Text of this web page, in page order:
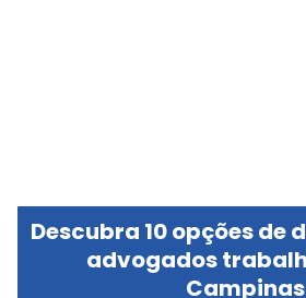
Descubra 10 opções de
advogados
Campinas